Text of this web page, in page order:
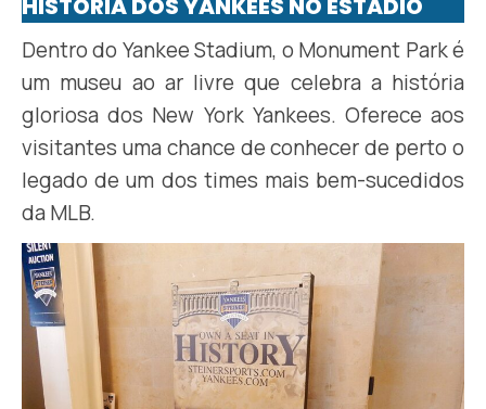
Dentro do Yankee Stadium, o Monument Park é
um museu ao ar livre que celebra a história
gloriosa dos New York Yankees. Oferece aos
visitantes uma chance de conhecer de perto o
legado de um dos times mais bem-sucedidos
da MLB.